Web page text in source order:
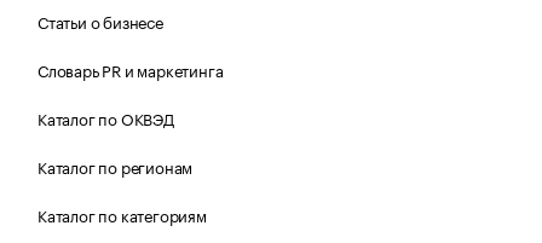
Статьи о бизнесе
Словарь PR и маркетинга
Каталог по ОКВЭД
Каталог по регионам
Каталог по категориям